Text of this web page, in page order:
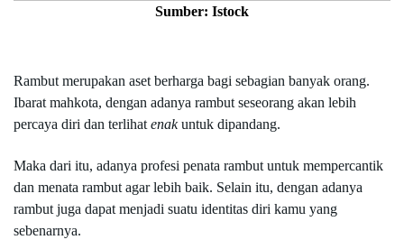
Sumber: Istock
Rambut merupakan aset berharga bagi sebagian banyak orang.
Ibarat mahkota, dengan adanya rambut seseorang akan lebih
percaya diri dan terlihat enak untuk dipandang.
Maka dari itu, adanya profesi penata rambut untuk mempercantik
dan menata rambut agar lebih baik. Selain itu, dengan adanya
rambut juga dapat menjadi suatu identitas diri kamu yang
sebenarnya.